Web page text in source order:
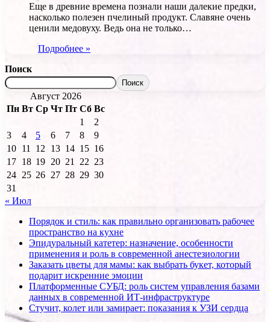
Еще в древние времена познали наши далекие предки,
насколько полезен пчелиный продукт. Славяне очень
ценили медовуху. Ведь она не только…
Подробнее »
Поиск
Поиск
Август 2026
Пн Вт Ср Чт Пт Сб Вс
1
2
3
4 5 6 7 8
9
10 11 12 13 14 15 16
17 18 19 20 21 22 23
24 25 26 27 28 29 30
31
« Июл
Порядок и стиль: как правильно организовать рабочее
пространство на кухне
Эпидуральный катетер: назначение, особенности
применения и роль в современной анестезиологии
Заказать цветы для мамы: как выбрать букет, который
подарит искренние эмоции
Платформенные СУБД: роль систем управления базами
данных в современной ИТ-инфраструктуре
Стучит, колет или замирает: показания к УЗИ сердца